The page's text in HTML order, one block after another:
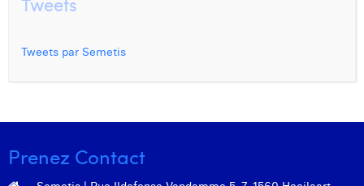
Tweets par Semetis
Prenez Contact